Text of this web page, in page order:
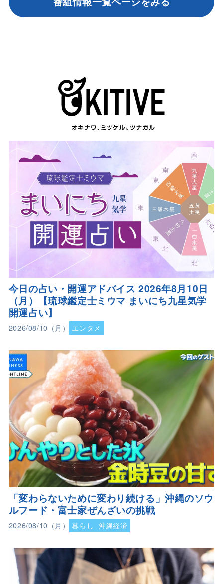
今日の占い・開運アドバイス 2026年8月10日
（月）【琉球鑑定士ミウマ まいにち九星気学
開運占い】
2026/08/10（月） エンタメ
「変わらないために変わり続ける」沖縄のソウ
ルフード・富士家ぜんざいの挑戦
2026/08/10（月） 暮らし 沖縄経済